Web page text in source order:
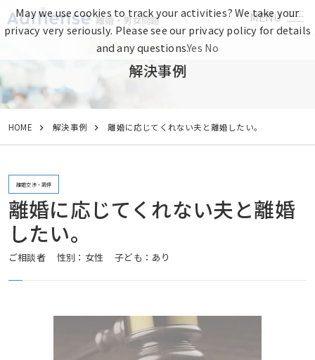
MENU
離婚・男女問題
解決事例
HOME 解決事例 離婚に応じてくれない夫と離婚したい。
離婚交渉・調停
離婚に応じてくれない夫と離婚
したい。
ご相談者 性別：女性 子ども：あり
May we use cookies to track your activities? We take your
privacy very seriously. Please see our privacy policy for details
and any questions.Yes No